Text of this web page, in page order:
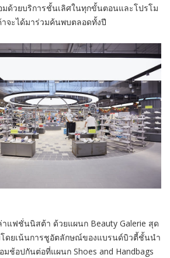
มด้วยบริการชั้นเลิศในทุกขั้นตอนและโปรโม
จะได้มาร่วมค้นพบตลอดทั้งปี
าแฟชั่นนิสต้า ด้วยแผนก Beauty Galerie สุด
โดยเน้นการชูอัตลักษณ์ของแบรนด์บิวตี้ชั้นนำ
ช้อปกันต่อที่แผนก Shoes and Handbags